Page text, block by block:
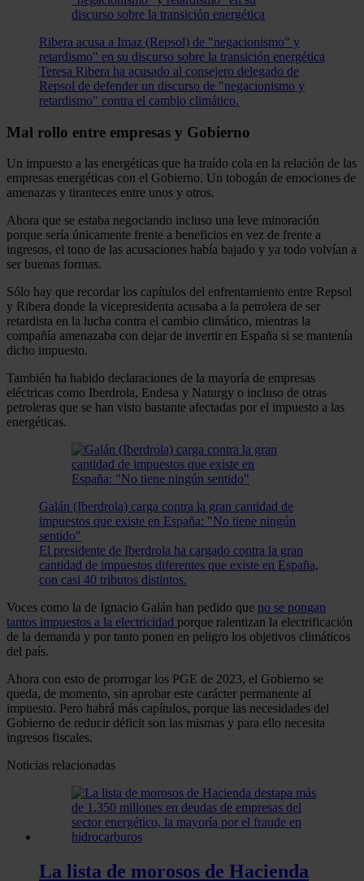
Ribera acusa a Imaz (Repsol) de "negacionismo" y
retardismo" en su discurso sobre la transición energética
Teresa Ribera ha acusado al consejero delegado de
Repsol de defender un discurso de "negacionismo y
retardismo" contra el cambio climático.
Mal rollo entre empresas y Gobierno
Un impuesto a las energéticas que ha traído cola en la relación de las
empresas energéticas con el Gobierno. Un tobogán de emociones de
amenazas y tiranteces entre unos y otros.
Ahora que se estaba negociando incluso una leve minoración
porque sería únicamente frente a beneficios en vez de frente a
ingresos, el tono de las acusaciones había bajado y ya todo volvían a
ser buenas formas.
Sólo hay que recordar los capítulos del enfrentamiento entre Repsol
y Ribera donde la vicepresidenta acusaba a la petrolera de ser
retardista en la lucha contra el cambio climático, mientras la
compañía amenazaba con dejar de invertir en España si se mantenía
dicho impuesto.
También ha habido declaraciones de la mayoría de empresas
eléctricas como Iberdrola, Endesa y Naturgy o incluso de otras
petroleras que se han visto bastante afectadas por el impuesto a las
energéticas.
Galán (Iberdrola) carga contra la gran cantidad de
impuestos que existe en España: "No tiene ningún
sentido"
El presidente de Iberdrola ha cargado contra la gran
cantidad de impuestos diferentes que existe en España,
con casi 40 tributos distintos.
Voces como la de Ignacio Galán han pedido que no se pongan
tantos impuestos a la electricidad porque ralentizan la electrificación
de la demanda y por tanto ponen en peligro los objetivos climáticos
del país.
Ahora con esto de prorrogar los PGE de 2023, el Gobierno se
queda, de momento, sin aprobar este carácter permanente al
impuesto. Pero habrá más capítulos, porque las necesidades del
Gobierno de reducir déficit son las mismas y para ello necesita
ingresos fiscales.
Noticias relacionadas
La lista de morosos de Hacienda